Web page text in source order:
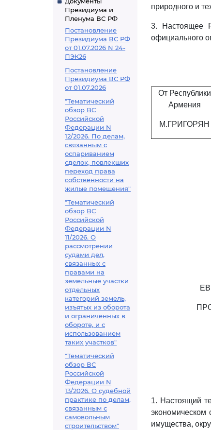
Президиума и
Пленума ВС РФ
Постановление
Президиума ВС РФ
от 01.07.2026 N 24-
ПЭК26
Постановление
Президиума ВС РФ
от 01.07.2026
"Тематический
обзор ВС
Российской
Федерации N
12/2026. По делам,
связанным с
оспариванием
сделок, повлекших
переход права
собственности на
жилые помещения"
"Тематический
обзор ВС
Российской
Федерации N
11/2026. О
рассмотрении
судами дел,
связанных с
правами на
земельные участки
отдельных
категорий земель,
изъятых из оборота
и ограниченных в
обороте, и с
использованием
таких участков"
"Тематический
обзор ВС
Российской
Федерации N
13/2026. О судебной
практике по делам,
связанным с
самовольным
строительством"
природного и
3. Настоящее
официального
От Республики
Армения
М.ГРИГОРЯН
1. Настоящий
имущества,